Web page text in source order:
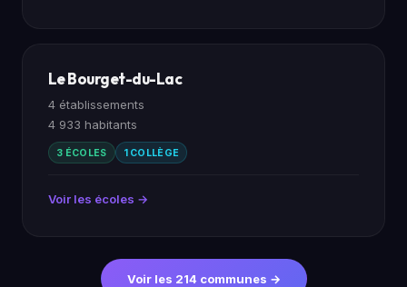
Le Bourget-du-Lac
4 établissements
4 933 habitants
3 ÉCOLES 1 COLLÈGE
Voir les écoles →
Voir les 214 communes →